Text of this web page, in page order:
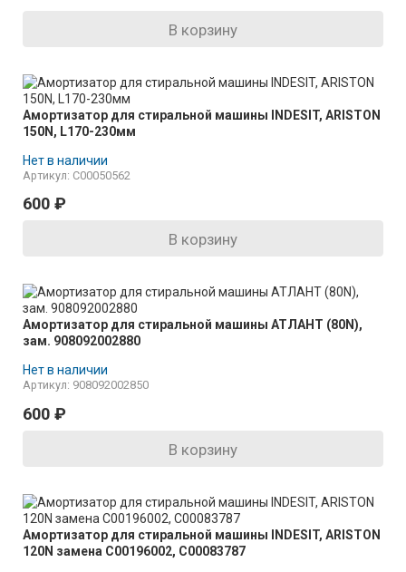
В корзину
Амортизатор для стиральной машины INDESIT, ARISTON
150N, L170-230мм
Нет в наличии
Артикул: C00050562
600 ₽
В корзину
Амортизатор для стиральной машины АТЛАНТ (80N),
зам. 908092002880
Нет в наличии
Артикул: 908092002850
600 ₽
В корзину
Амортизатор для стиральной машины INDESIT, ARISTON
120N замена C00196002, C00083787